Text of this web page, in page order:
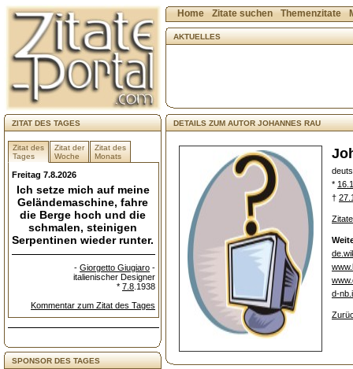
ZITAT DES TAGES
Zitat des
Tages
Zitat der
Woche
Zitat des
Monats
Freitag 7.8.2026
Ich setze mich auf meine
Geländemaschine, fahre
die Berge hoch und die
schmalen, steinigen
Serpentinen wieder runter.
- Giorgetto Giugiaro -
italienischer Designer
* 7.8 .1938
Kommentar zum Zitat des Tages
SPONSOR DES TAGES
Home Zitate suchen Themenzitate
AKTUELLES
DETAILS ZUM AUTOR JOHANNES RAU
* 16.1
†
d-